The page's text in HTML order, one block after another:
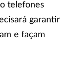
telefones
garantir
e façam